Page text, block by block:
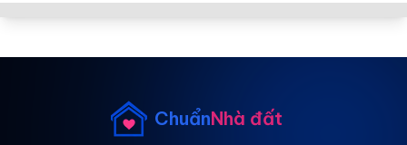
ChuẩnNhà đất